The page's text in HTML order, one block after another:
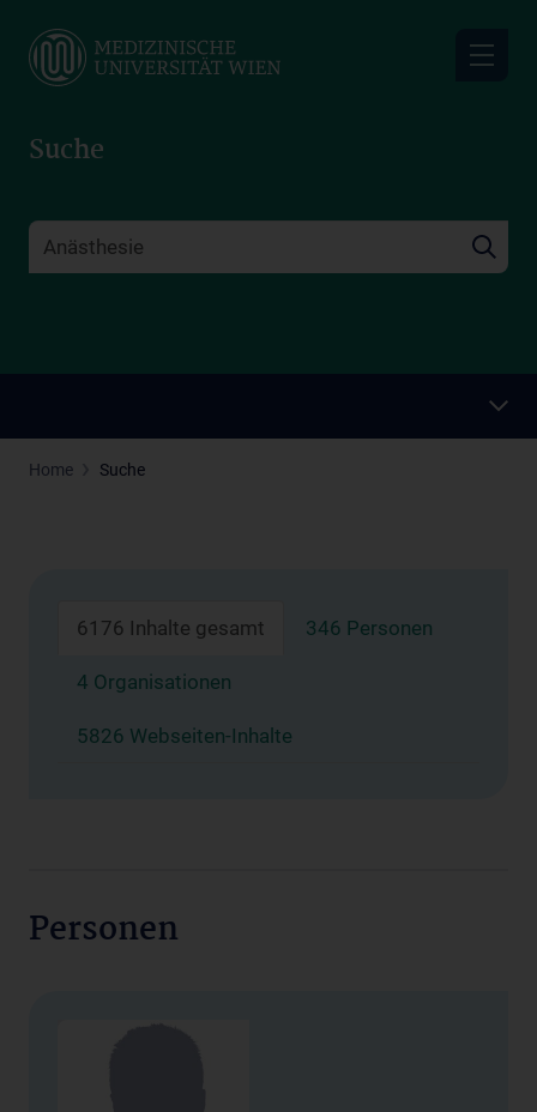
main
Suche
Home Suche
6176 Inhalte gesamt 346 Personen
4 Organisationen
5826 Webseiten-Inhalte
Personen